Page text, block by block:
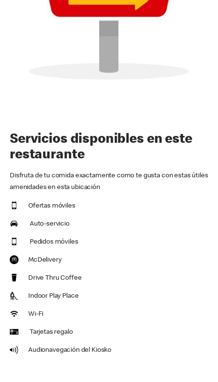
Servicios disponibles en este
restaurante
Disfruta de tu comida exactamente como te gusta con estas útiles
amenidades en esta ubicación
Ofertas móviles
Auto-servicio
Pedidos móviles
McDelivery
Drive Thru Coffee
Indoor Play Place
Wi-Fi
Tarjetas regalo
Audionavegación del Kiosko